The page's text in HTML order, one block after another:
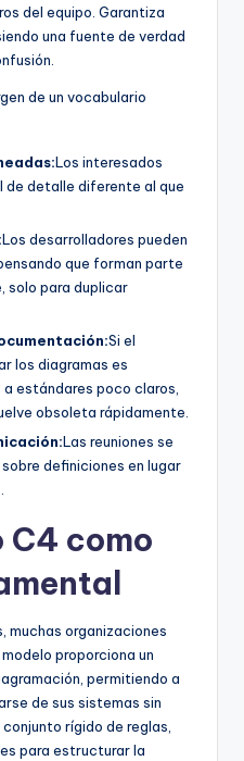
del equipo. Garantiza
una fuente de verdad
de un vocabulario
Los interesados
de detalle diferente al que
Los desarrolladores pueden
que forman parte
solo para duplicar
Si el
los diagramas es
estándares poco claros,
obsoleta rápidamente.
Las reuniones se
definiciones en lugar
C4 como
muchas organizaciones
proporciona un
permitiendo a
de sus sistemas sin
rígido de reglas,
para estructurar la